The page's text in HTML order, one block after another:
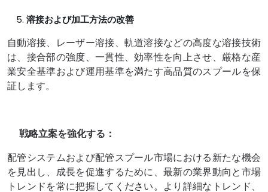
溶接および加工方法の改善
自動溶接、レーザー溶接、軌道溶接などの高度な溶接技術
は、接合部の強度、一貫性、効率性を向上させ、厳格な産
業安全基準および運用基準を満たす高品質のスプールを保
証します。
戦略立案を強化する：
配管システムおよび配管スプール市場における新たな機会
を見出し、成長を促進するために、最新の業界動向と市場
トレンドを常に把握してください。より詳細なトレンド、